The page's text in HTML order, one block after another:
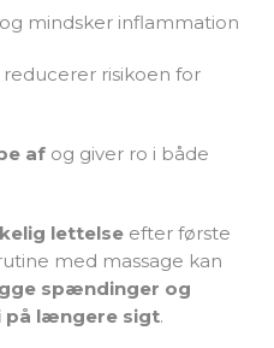
og mindsker inflammation
reducerer risikoen for
af og giver ro i både
lettelse efter første
med massage kan
spændinger og
på længere sigt.